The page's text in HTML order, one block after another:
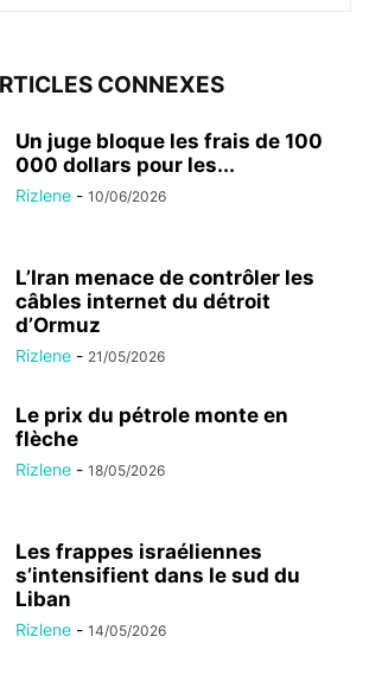
CONNEXES
Un juge bloque les frais de 100
000 dollars pour les...
Rizlene - 10/06/2026
L’Iran menace de contrôler les
câbles internet du détroit
d’Ormuz
Rizlene - 21/05/2026
Le prix du pétrole monte en
flèche
Rizlene - 18/05/2026
Les frappes israéliennes
s’intensifient dans le sud du
Liban
Rizlene - 14/05/2026